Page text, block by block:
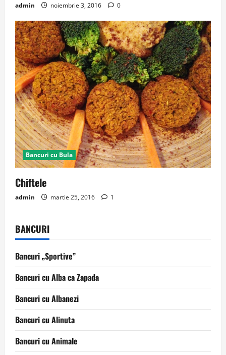
admin noiembrie 3, 2016 0
Bancuri cu Bula
Chiftele
admin martie 25, 2016 1
BANCURI
Bancuri „Sportive”
Bancuri cu Alba ca Zapada
Bancuri cu Albanezi
Bancuri cu Alinuta
Bancuri cu Animale